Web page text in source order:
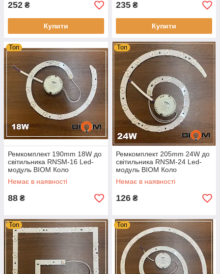
252 ₴
Купити
235 ₴
Купити
Топ
Ремкомплект 190mm 18W до
світильника RNSM-16 Led-
модуль BIOM Коло
Немає в наявності
88 ₴
Топ
Ремкомплект 205mm 24W до
світильника RNSM-24 Led-
модуль BIOM Коло
Немає в наявності
126 ₴
Топ Топ